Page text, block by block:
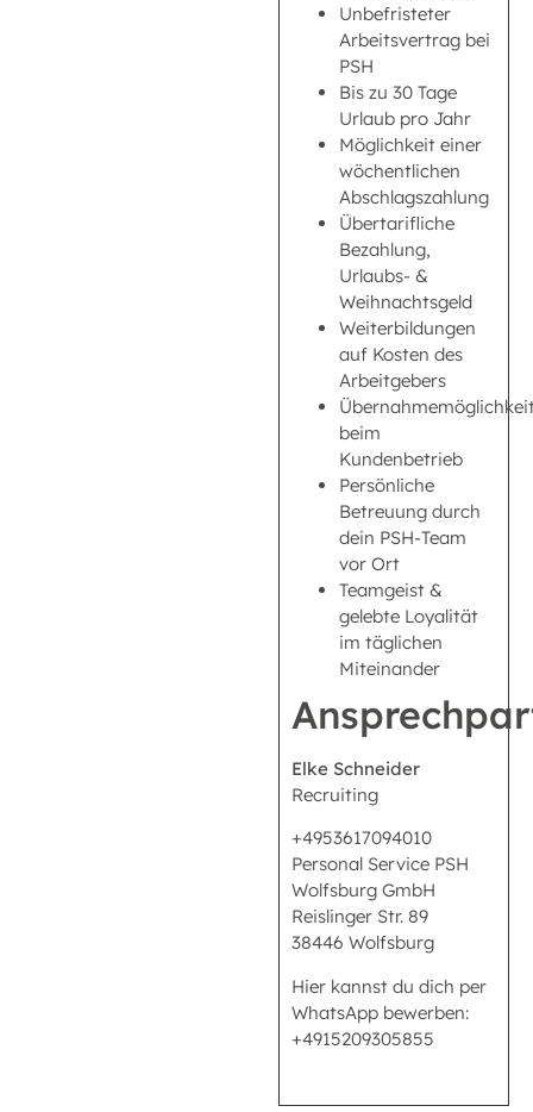
Unbefristeter
Arbeitsvertrag bei
PSH
Bis zu 30 Tage
Urlaub pro Jahr
Möglichkeit einer
wöchentlichen
Abschlagszahlung
Übertarifliche
Bezahlung,
Urlaubs- &
Weihnachtsgeld
Weiterbildungen
auf Kosten des
Arbeitgebers
beim
Kundenbetrieb
Persönliche
Betreuung durch
dein PSH-Team
vor Ort
Teamgeist &
gelebte Loyalität
im täglichen
Miteinander
Elke Schneider
Recruiting
+4953617094010
Personal Service PSH
Wolfsburg GmbH
Reislinger Str. 89
38446 Wolfsburg
Hier kannst du dich per
WhatsApp bewerben:
+4915209305855